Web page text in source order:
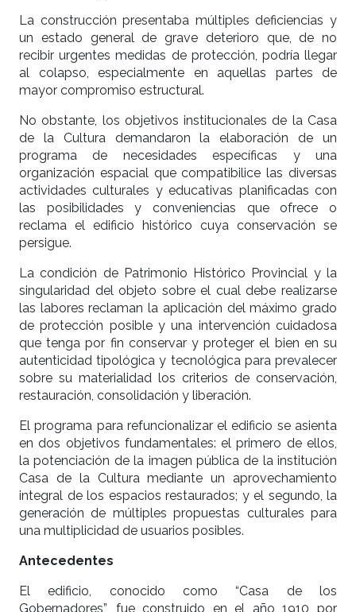
La construcción presentaba múltiples deficiencias y
un estado general de grave deterioro que, de no
recibir urgentes medidas de protección, podría llegar
al colapso, especialmente en aquellas partes de
mayor compromiso estructural.
No obstante, los objetivos institucionales de la Casa
de la Cultura demandaron la elaboración de un
programa de necesidades específicas y una
organización espacial que compatibilice las diversas
actividades culturales y educativas planificadas con
las posibilidades y conveniencias que ofrece o
reclama el edificio histórico cuya conservación se
persigue.
La condición de Patrimonio Histórico Provincial y la
singularidad del objeto sobre el cual debe realizarse
las labores reclaman la aplicación del máximo grado
de protección posible y una intervención cuidadosa
que tenga por fin conservar y proteger el bien en su
autenticidad tipológica y tecnológica para prevalecer
sobre su materialidad los criterios de conservación,
restauración, consolidación y liberación.
El programa para refuncionalizar el edificio se asienta
en dos objetivos fundamentales: el primero de ellos,
la potenciación de la imagen pública de la institución
Casa de la Cultura mediante un aprovechamiento
integral de los espacios restaurados; y el segundo, la
generación de múltiples propuestas culturales para
una multiplicidad de usuarios posibles.
Antecedentes
El edificio, conocido como “Casa de los
Gobernadores”, fue construido en el año 1910 por